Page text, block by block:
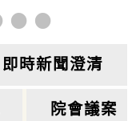
即時新聞澄清
院會議案